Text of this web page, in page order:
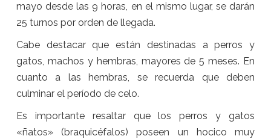
mayo desde las 9 horas, en el mismo lugar, se darán
25 turnos por orden de llegada.
Cabe destacar que están destinadas a perros y
gatos, machos y hembras, mayores de 5 meses. En
cuanto a las hembras, se recuerda que deben
culminar el período de celo.
Es importante resaltar que los perros y gatos
«ñatos» (braquicéfalos) poseen un hocico muy